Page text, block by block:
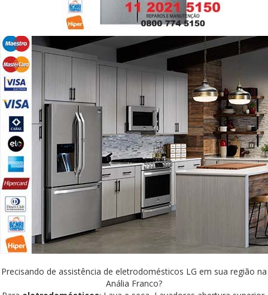
Precisando de assistência de eletrodomésticos LG em sua região na
Anália Franco?